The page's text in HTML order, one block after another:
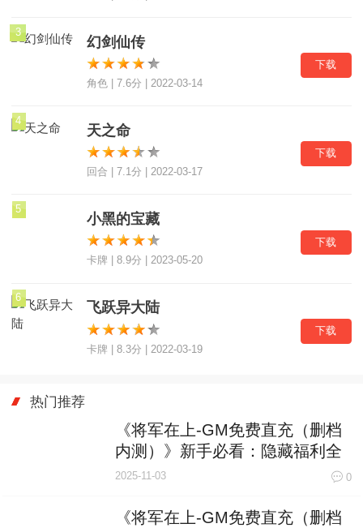
3
幻剑仙传
角色 | 7.6分 | 2022-03-14
下载
4
天之命
回合 | 7.1分 | 2022-03-17
下载
5
小黑的宝藏
卡牌 | 8.9分 | 2023-05-20
下载
6
飞跃异大陆
卡牌 | 8.3分 | 2022-03-19
下载
热门推荐
《将军在上-GM免费直充（删档
内测）》新手必看：隐藏福利全
揭秘，轻松开局赢在起跑线！
2025-11-03 0
《将军在上-GM免费直充（删档